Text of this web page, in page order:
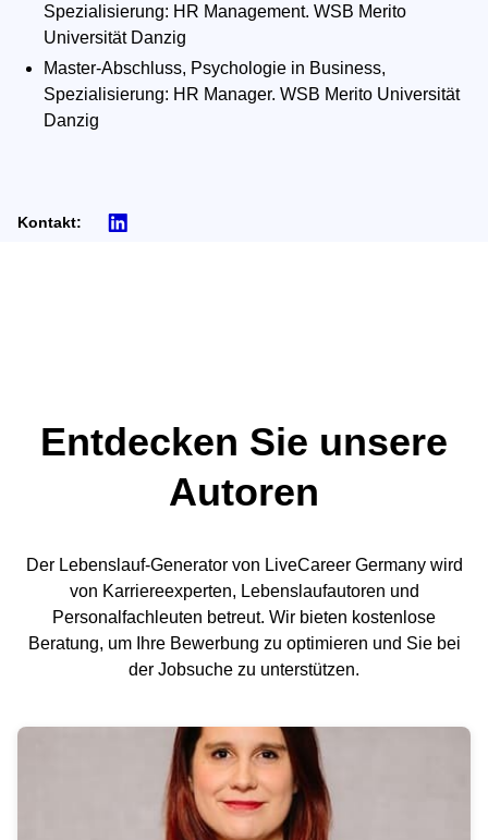
Spezialisierung: HR Management. WSB Merito
Universität Danzig
Master-Abschluss, Psychologie in Business,
Spezialisierung: HR Manager. WSB Merito Universität
Danzig
Kontakt:
Entdecken Sie unsere
Autoren
Der Lebenslauf-Generator von LiveCareer Germany wird
von Karriereexperten, Lebenslaufautoren und
Personalfachleuten betreut. Wir bieten kostenlose
Beratung, um Ihre Bewerbung zu optimieren und Sie bei
der Jobsuche zu unterstützen.